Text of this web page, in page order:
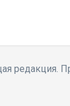
редакция.